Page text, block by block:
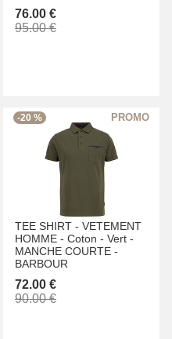
76.00 €
95.00 €
-20 %
TEE SHIRT - VETEMENT
HOMME - Coton - Vert -
MANCHE COURTE -
BARBOUR
72.00 €
90.00 €